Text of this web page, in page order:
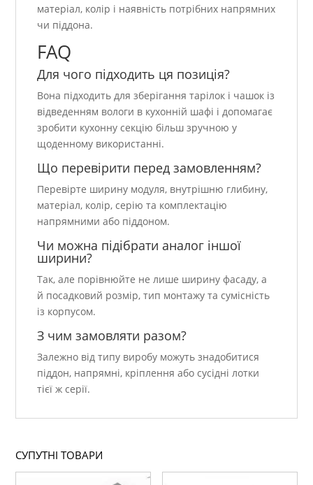
матеріал, колір і наявність потрібних напрямних
чи піддона.
FAQ
Для чого підходить ця позиція?
Вона підходить для зберігання тарілок і чашок із
відведенням вологи в кухонній шафі і допомагає
зробити кухонну секцію більш зручною у
щоденному використанні.
Що перевірити перед замовленням?
Перевірте ширину модуля, внутрішню глибину,
матеріал, колір, серію та комплектацію
напрямними або піддоном.
Чи можна підібрати аналог іншої
ширини?
Так, але порівнюйте не лише ширину фасаду, а
й посадковий розмір, тип монтажу та сумісність
із корпусом.
З чим замовляти разом?
Залежно від типу виробу можуть знадобитися
піддон, напрямні, кріплення або сусідні лотки
тієї ж серії.
СУПУТНІ ТОВАРИ